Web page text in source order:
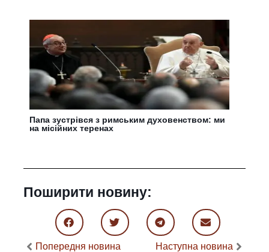
Папа зустрівся з римським духовенством: ми
на місійних теренах
Поширити новину:
Попередня новина Наступна новина